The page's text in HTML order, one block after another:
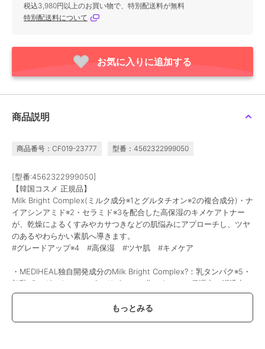
税込3,980円以上のお買い物で、特別配送料が無料
特別配送料について
お気に入りに追加する
商品説明
商品番号：CF019-23777 型番：4562322999050
[型番:4562322999050]
【韓国コスメ 正規品】
Milk Bright Complex(ミルク成分※1とグルタチオン※2の複合成分)・ナ
イアシンアミド※2・セラミド※3を配合した高保湿のキメケアトナー
が、乾燥によるくすみやカサつきなどの肌悩みにアプローチし、ツヤ
のあるやわらかい素肌へ導きます。
#グレードアップ※4 #高保湿 #ツヤ肌 #キメケア
・MEDIHEAL独自開発成分のMilk Bright Complex?：乳タンパク※5・
初乳※5・グルタチオン※2のリポソーム化によって、保湿力・浸透力
※6アップ※4！
・高保湿・ツヤケア：3種のミルク成分※7・セラミド※3・ヒアルロン
酸※5・グルタチオン※2・ナイアシンアミド※2